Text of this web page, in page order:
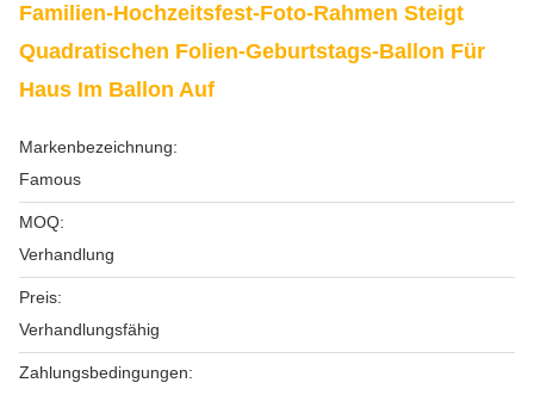
Familien-Hochzeitsfest-Foto-Rahmen Steigt
Quadratischen Folien-Geburtstags-Ballon Für
Haus Im Ballon Auf
Markenbezeichnung:
Famous
MOQ:
Verhandlung
Preis:
Verhandlungsfähig
Zahlungsbedingungen: